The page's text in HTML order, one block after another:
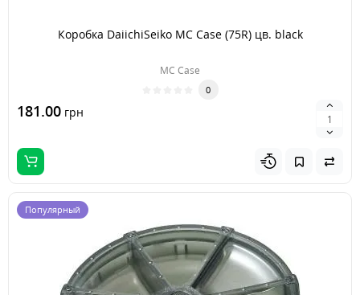
Коробка DaiichiSeiko MC Case (75R) цв. black
MC Case
0
181.00 грн
Популярный